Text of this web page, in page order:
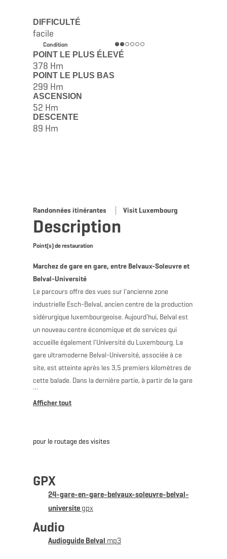
DIFFICULTÉ
facile
Condition
POINT LE PLUS ÉLEVÉ
378 Hm
POINT LE PLUS BAS
299 Hm
ASCENSION
52 Hm
DESCENTE
89 Hm
Randonnées itinérantes Visit Luxembourg
Description
Point(s) de restauration
Marchez de gare en gare, entre Belvaux-Soleuvre et
Belval-Université
Le parcours offre des vues sur l'ancienne zone
industrielle Esch-Belval, ancien centre de la production
sidérurgique luxembourgeoise. Aujourd'hui, Belval est
un nouveau centre économique et de services qui
accueille également l'Université du Luxembourg. La
gare ultramoderne Belval-Université, associée à ce
site, est atteinte après les 3,5 premiers kilomètres de
cette balade. Dans la dernière partie, à partir de la gare
100 m. Cette dernière gare est proche de la frontière
Belvaux-Soleuvre.
Soleuvre – Belval-Université (4,2 km) ou 27, Belvaux-
Soleuvre – Oberkorn (4,8 km).
pour le routage des visites
GPX
24-gare-en-gare-belvaux-soleuvre-belval-
universitegpx
Audio
Audioguide Belval mp3